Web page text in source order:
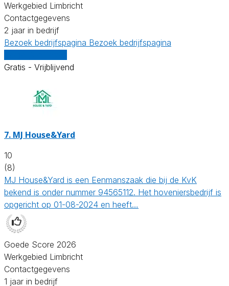
Werkgebied Limbricht
Contactgegevens
2 jaar in bedrijf
Bezoek bedrijfspagina Bezoek bedrijfspagina
Gratis - Vrijblijvend
7. MJ House&Yard
10
(8)
MJ House&Yard is een Eenmanszaak die bij de KvK
bekend is onder nummer 94565112. Het hoveniersbedrijf is
opgericht op 01-08-2024 en heeft…
Goede Score 2026
Werkgebied Limbricht
Contactgegevens
1 jaar in bedrijf